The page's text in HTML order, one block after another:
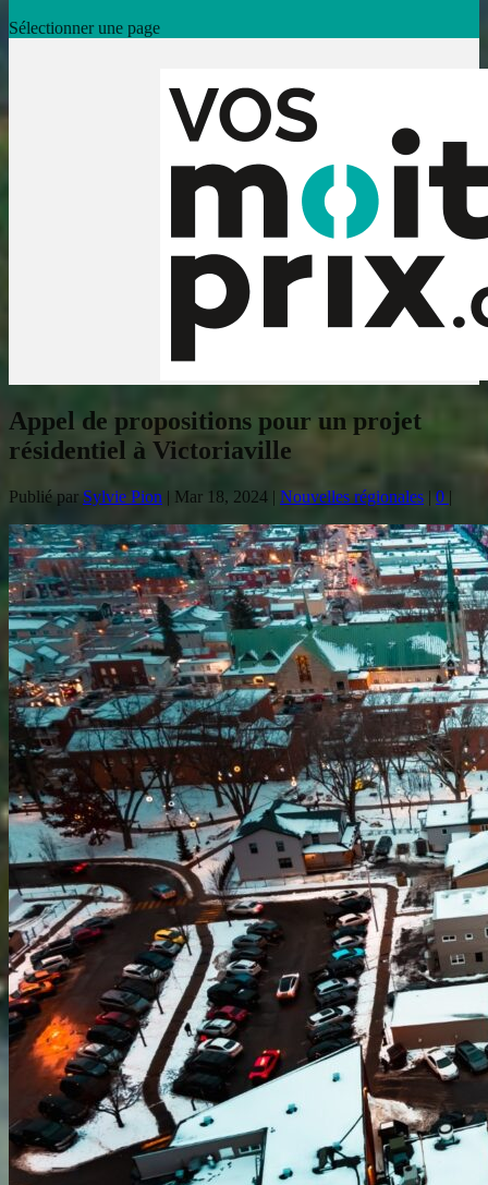
Sélectionner une page
Appel de propositions pour un projet
résidentiel à Victoriaville
Publié par Sylvie Pion | Mar 18, 2024 | Nouvelles régionales | 0 |